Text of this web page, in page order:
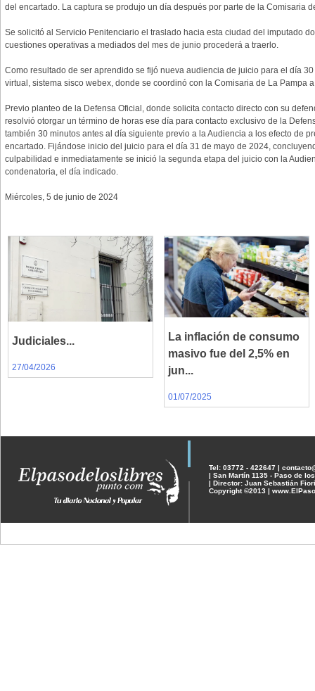
del encartado. La captura se produjo un día después por parte de la Comisaria
Se solicitó al Servicio Penitenciario el traslado hacia esta ciudad del imputado
cuestiones operativas a mediados del mes de junio procederá a traerlo.
Como resultado de ser aprendido se fijó nueva audiencia de juicio para el día
virtual, sistema sisco webex, donde se coordinó con la Comisaria de La Pampa
Previo planteo de la Defensa Oficial, donde solicita contacto directo con su
resolvió otorgar un término de horas ese día para contacto exclusivo de la
también 30 minutos antes al día siguiente previo a la Audiencia a los efecto de
encartado. Fijándose inicio del juicio para el día 31 de mayo de 2024,
culpabilidad e inmediatamente se inició la segunda etapa del juicio con la
condenatoria, el día indicado.
Miércoles, 5 de junio de 2024
Judiciales...
27/04/2026
La inflación de consumo
masivo fue del 2,5% en
jun...
01/07/2025
Tel: 03772 - 422647 |
| San Martín 1135 - Paso de
| Director: Juan Sebastián Fiori
Copyright ©2013 |